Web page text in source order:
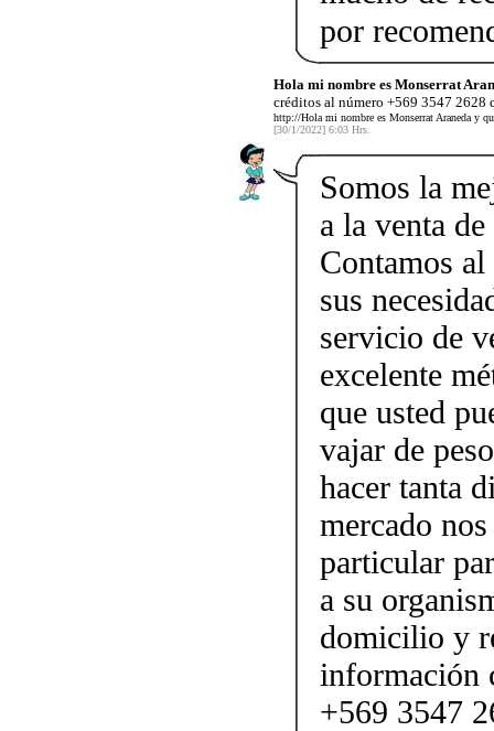
por
Hola mi nombre es Monserrat
créditos al número +569 3547 2628
http://Hola mi nombre es Monserrat Araneda y
[30/1/2022] 6:03 Hrs.
Somos la
a la venta
Contamos
sus
servicio de
excelente
que usted
vajar de
hacer tanta
mercado
particular
a su
domicilio y
información
+569 3547